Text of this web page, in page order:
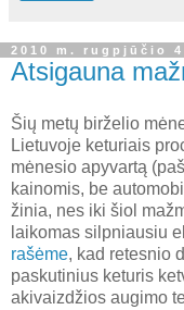
2010 m. rugpjūčio
Atsigauna
Šių metų birželio
Lietuvoje keturiais
mėnesio apyvartą
kainomis, be
žinia, nes iki šiol
laikomas silpniausiu
rašėme, kad retesnio
paskutinius keturis
akivaizdžios augimo